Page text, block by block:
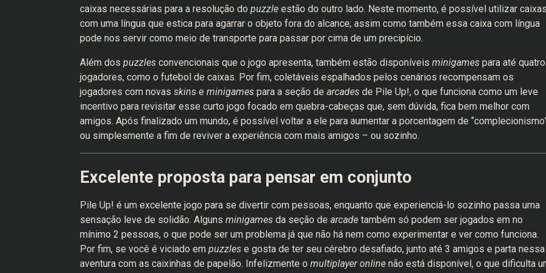
caixas necessárias para a resolução do puzzle estão do outro lado. Neste momento, é possível utilizar caixas
com uma língua que estica para agarrar o objeto fora do alcance; assim como também essa caixa com língua
pode nos servir como meio de transporte para passar por cima de um precipício.
Além dos puzzles convencionais que o jogo apresenta, também estão disponíveis minigames para até quatro
jogadores, como o futebol de caixas. Por fim, coletáveis espalhados pelos cenários recompensam os
jogadores com novas skins e minigames para a seção de arcades de Pile Up!, o que funciona como um leve
incentivo para revisitar esse curto jogo focado em quebra-cabeças que, sem dúvida, fica bem melhor com
amigos. Após finalizado um mundo, é possível voltar a ele para aumentar a porcentagem de
ou simplesmente a fim de reviver a experiência com mais amigos – ou sozinho.
Excelente proposta para pensar em conjunto
Pile Up! é um excelente jogo para se divertir com pessoas, enquanto que experienciá-lo sozinho passa uma
sensação leve de solidão. Alguns minigames da seção de arcade também só podem ser jogados em no
mínimo 2 pessoas, o que pode ser um problema já que não há nem como experimentar e ver como funciona.
Por fim, se você é viciado em puzzles e gosta de ter seu cérebro desafiado, junto até 3 amigos e parta nessa
aventura com as caixinhas de papelão. Infelizmente o multiplayer onlinenão está disponível, o que dificulta